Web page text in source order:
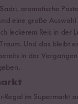
aromatische
eine große Auswahl
leckerem Reis in der
Und das bleibt
in der
Regal im Supermarkt